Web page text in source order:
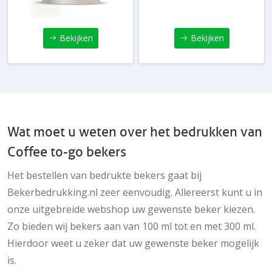
Bekijken Bekijken
Wat moet u weten over het bedrukken van
Coffee to-go bekers
Het bestellen van bedrukte bekers gaat bij
Bekerbedrukking.nl zeer eenvoudig. Allereerst kunt u in
onze uitgebreide webshop uw gewenste beker kiezen.
Zo bieden wij bekers aan van 100 ml tot en met 300 ml.
Hierdoor weet u zeker dat uw gewenste beker mogelijk
is.